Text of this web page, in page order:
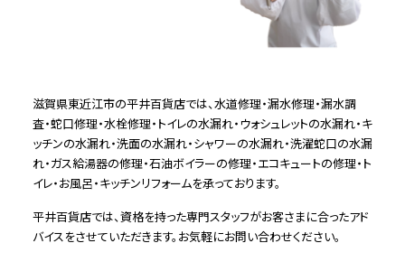
滋賀県東近江市の平井百貨店では、水道修理・漏水修理・漏水調
査・蛇口修理・水栓修理・トイレの水漏れ・ウォシュレットの水漏れ・キ
ッチンの水漏れ・洗面の水漏れ・シャワーの水漏れ・洗濯蛇口の水漏
れ・ガス給湯器の修理・石油ボイラーの修理・エコキュートの修理・ト
イレ・お風呂・キッチンリフォームを承っております。
平井百貨店では、資格を持った専門スタッフがお客さまに合ったアド
バイスをさせていただきます。お気軽にお問い合わせください。